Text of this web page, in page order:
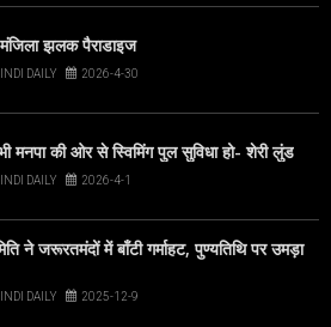
मंजिला झलक पैराडाइज
DAILY 2026-4-30
मनपा की ओर से स्विमिंग पुल सुविधा हो- शेरी लुंड
DAILY 2026-4-1
ने जरूरतमंदों में बाँटी गर्माहट, पुण्यतिथि पर उमड़ा
DAILY 2025-12-9